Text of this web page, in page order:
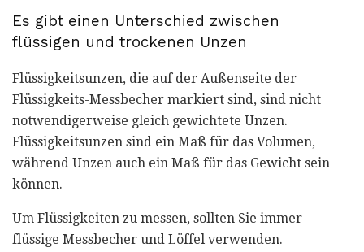
Es gibt einen Unterschied zwischen
flüssigen und trockenen Unzen
Flüssigkeitsunzen, die auf der Außenseite der
Flüssigkeits-Messbecher markiert sind, sind nicht
notwendigerweise gleich gewichtete Unzen.
Flüssigkeitsunzen sind ein Maß für das Volumen,
während Unzen auch ein Maß für das Gewicht sein
können.
Um Flüssigkeiten zu messen, sollten Sie immer
flüssige Messbecher und Löffel verwenden.